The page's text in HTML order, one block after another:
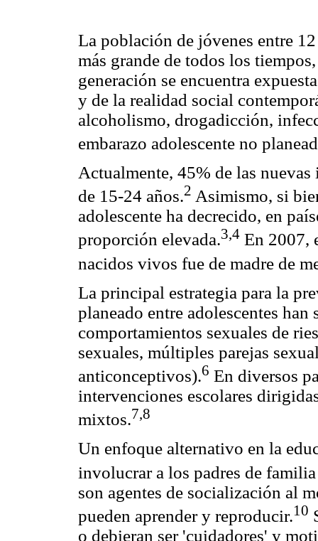
La población de jóvenes entre
más grande de todos los
generación se encuentra
y de la realidad social
alcoholismo, drogadicción,
embarazo adolescente no
Actualmente, 45% de las
de 15-24 años.2 Asimismo, si
adolescente ha decrecido, en
proporción elevada.3,4 En 2007,
nacidos vivos fue de madre de
La principal estrategia para la
planeado entre adolescentes
comportamientos sexuales de
sexuales, múltiples parejas
anticonceptivos).6 En diversos
intervenciones escolares
mixtos.7,8
Un enfoque alternativo en la
involucrar a los padres de
son agentes de socialización al
pueden aprender y reproducir.10
o debieran ser 'cuidadores' y